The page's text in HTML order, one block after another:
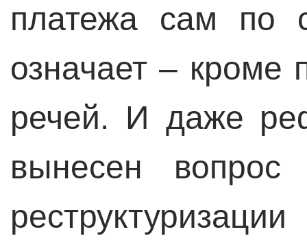
платежа сам по
означает – кроме
речей. И даже
вынесен